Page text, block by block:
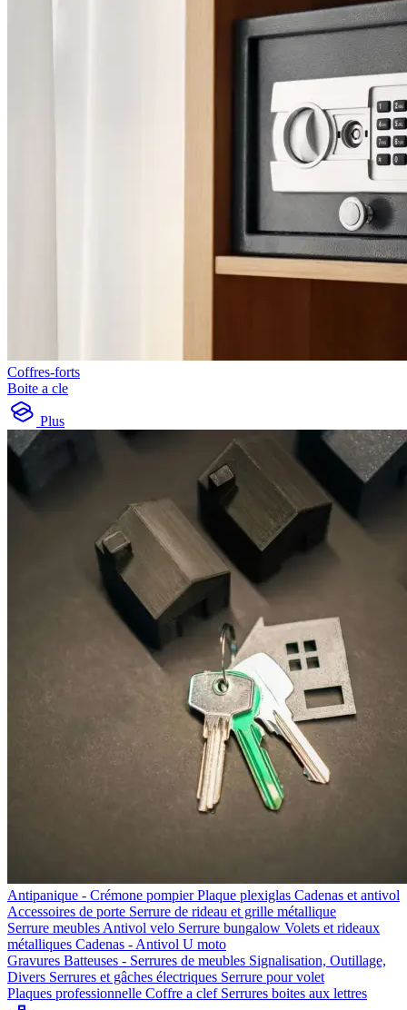
Coffres-forts
Boite a cle
Plus
Antipanique - Crémone pompierPlaque plexiglas Cadenas et antivol
Accessoires de porte Serrure de rideau et grille métallique
Serrure meubles Antivol velo Serrure bungalow Volets et rideaux
métalliques Cadenas - Antivol U moto
Gravures Batteuses - Serrures de meubles Signalisation, Outillage,
Divers Serrures et gâches électriques Serrure pour volet
Plaques professionnelle Coffre a clef Serrures boites aux lettres